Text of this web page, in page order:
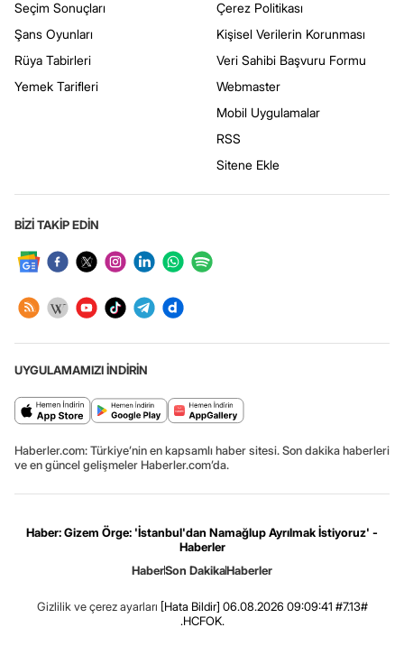
Seçim Sonuçları
Şans Oyunları
Rüya Tabirleri
Yemek Tarifleri
Çerez Politikası
Kişisel Verilerin Korunması
Veri Sahibi Başvuru Formu
Webmaster
Mobil Uygulamalar
RSS
Sitene Ekle
BİZİ TAKİP EDİN
UYGULAMAMIZI İNDİRİN
Haberler.com: Türkiye’nin en kapsamlı haber sitesi. Son dakika haberleri
ve en güncel gelişmeler Haberler.com’da.
Haber: Gizem Örge: 'İstanbul'dan Namağlup Ayrılmak İstiyoruz' -
Haberler
HaberSon DakikaHaberler
Gizlilik ve çerez ayarları [Hata Bildir] 06.08.2026 09:09:41 #7.13#
.HCFOK.